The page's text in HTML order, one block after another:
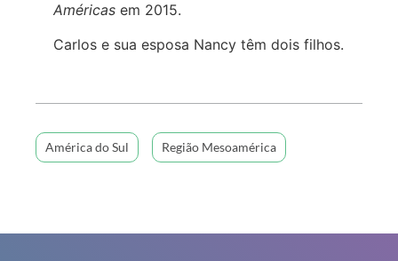
Américas em 2015.
Carlos e sua esposa Nancy têm dois filhos.
América do Sul Região Mesoamérica